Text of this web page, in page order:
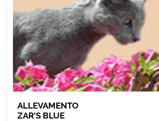
ALLEVAMENTO
ZAR'S BLUE